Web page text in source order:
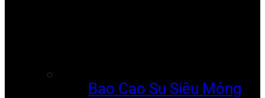
Bao Cao Su Siêu Mỏng